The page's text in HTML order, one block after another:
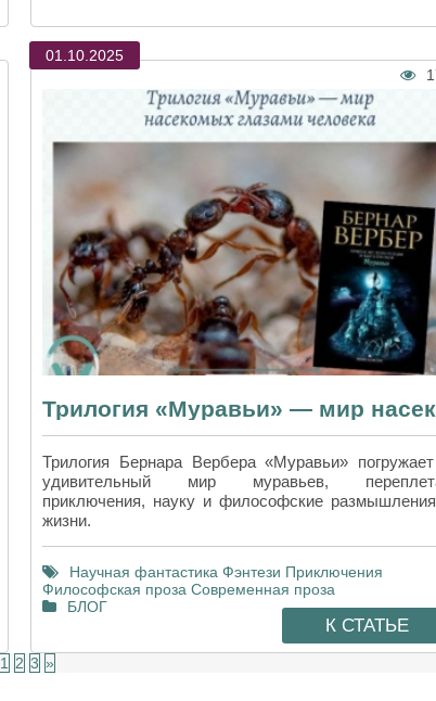
01.10.2025
Трилогия Бернара Вербера «Муравьи»
удивительный мир муравьев,
приключения, науку и философские
жизни.
Научная фантастика Фэнтези Приключения
Философская проза Современная проза
БЛОГ
К СТАТЬЕ
1 2 3 »